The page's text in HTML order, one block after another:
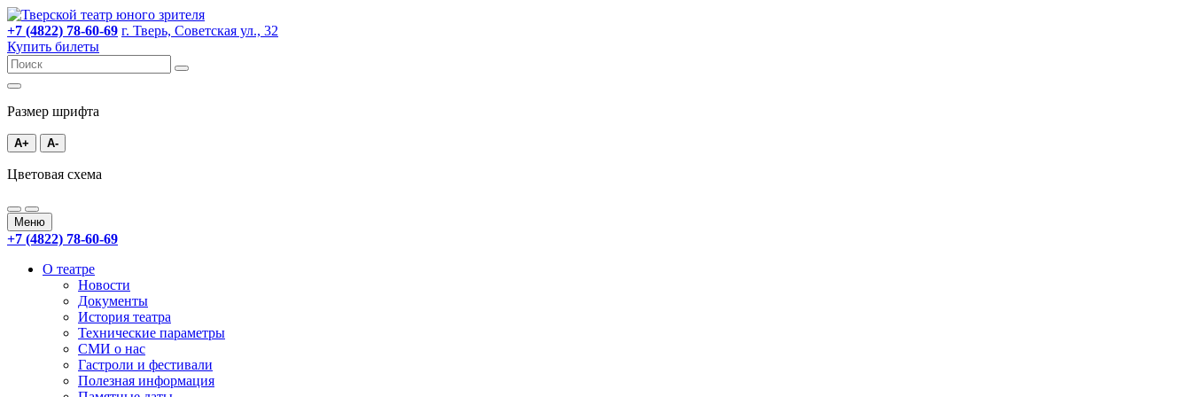
+7 (4822) 78-60-69 г. Тверь, Советская ул., 32
Купить билеты
Размер шрифта
A+ A-
Цветовая схема
Меню
+7 (4822) 78-60-69
О театре
Новости
Документы
История театра
Технические параметры
СМИ о нас
Гастроли и фестивали
Полезная информация